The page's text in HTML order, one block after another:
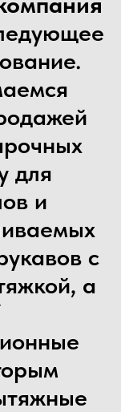
для
и
с
а